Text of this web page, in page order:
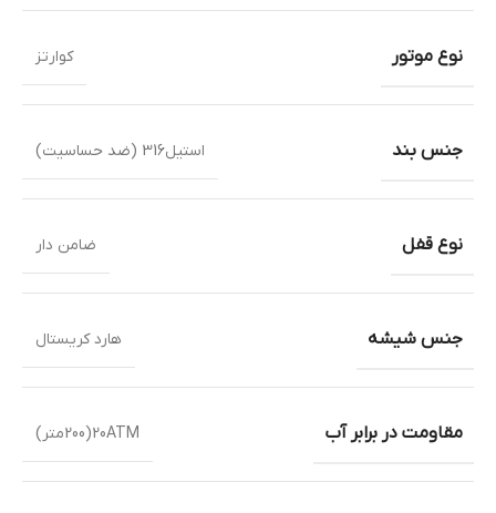
نوع موتور کوارتز
جنس بند استیل316 (ضد حساسیت)
نوع قفل ضامن دار
جنس شیشه هارد کریستال
مقاومت در برابر آب 20ATM(200متر)